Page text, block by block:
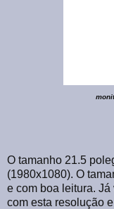
O tamanho 21.5
(1980x1080). O
e com boa leitura.
com esta resolução